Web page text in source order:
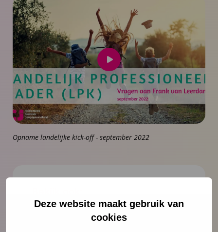
Deze website maakt gebruik van
cookies
Speel
video
Opname landelijke kick-off - september 2022
Vragen en antwoorden naar aanleiding